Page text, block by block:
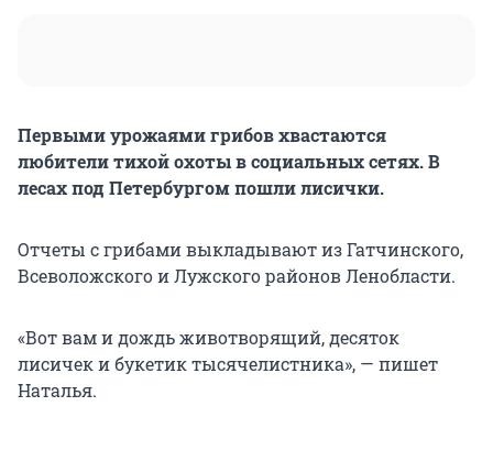
Первыми урожаями грибов хвастаются
любители тихой охоты в социальных сетях. В
лесах под Петербургом пошли лисички.
Отчеты с грибами выкладывают из Гатчинского,
Всеволожского и Лужского районов Ленобласти.
«Вот вам и дождь животворящий, десяток
лисичек и букетик тысячелистника», — пишет
Наталья.